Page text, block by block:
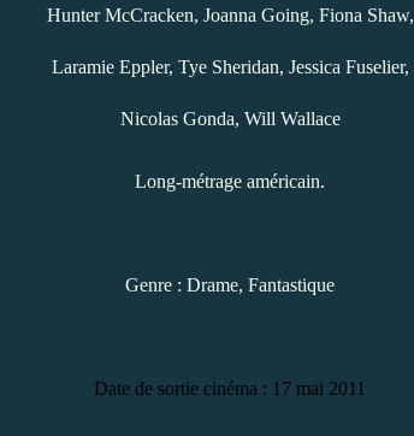
Hunter McCracken, Joanna Going, Fiona Shaw,
Laramie Eppler, Tye Sheridan, Jessica Fuselier,
Nicolas Gonda, Will Wallace
Long-métrage américain.
Genre : Drame, Fantastique
Date de sortie cinéma : 17 mai 2011